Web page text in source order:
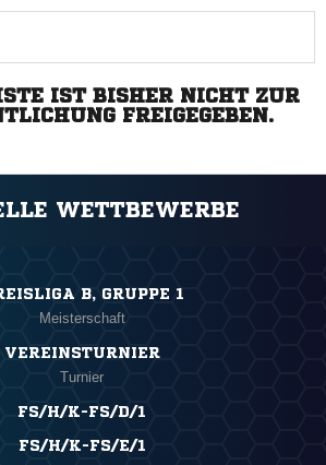
IST BISHER NICHT ZUR
FREIGEGEBEN.
WETTBEWERBE
B, GRUPPE 1
Meisterschaft
VEREINSTURNIER
Turnier
FS/H/K-FS/D/1
FS/H/K-FS/E/1